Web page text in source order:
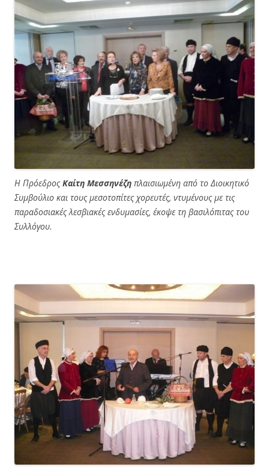
Η ΠρόεδροςΚαίτη Μεσσηνέζη πλαισιωμένη από το Διοικητικό
Συμβούλιο και τους μεσοτοπίτες χορευτές, ντυμένους με τις
παραδοσιακές λεσβιακές ενδυμασίες, έκοψε τη βασιλόπιτας του
Συλλόγου.